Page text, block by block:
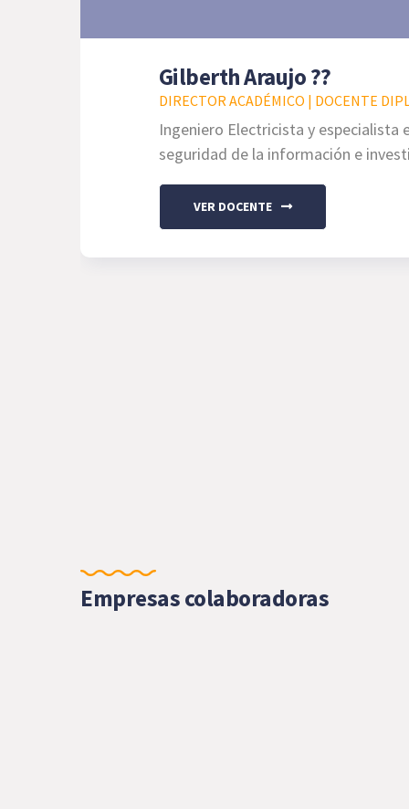
Gilberth Araujo ??
DIRECTOR ACADÉMICO | DOCENTE
Ingeniero Electricista y
seguridad de la información e
VER DOCENTE
Empresas colaboradoras